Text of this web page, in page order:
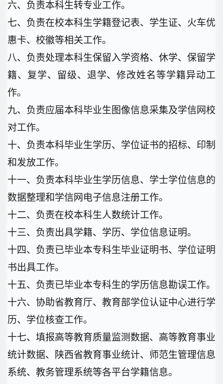
六、负责本科生转专业工作。
七、负责在校本科生学籍登记表、学生证、火车优
惠卡、校徽等相关工作。
八、负责处理本科生保留入学资格、休学、保留学
籍、复学、留级、退学、修改姓名等学籍异动工
作。
九、负责应届本科毕业生图像信息采集及学信网校
对工作。
十、负责本科毕业生学历、学位证书的招标、印制
和发放工作。
十一、负责本科毕业生学历信息、学士学位信息的
数据整理和学信网电子信息注册工作。
十二、负责在校本科生人数统计工作。
十三、负责出具学籍、学历、学位信息证明。
十四、负责已毕业本专科生毕业证明书、学位证明
书出具工作。
十五、负责已毕业本专科生的学历信息勘误工作。
十六、协助省教育厅、教育部学位认证中心进行学
历、学位核查工作。
十七、填报高等教育质量监测数据、高等教育事业
统计数据、陕西省教育事业统计、师范生管理信息
系统、教务管理系统等各平台学籍信息。